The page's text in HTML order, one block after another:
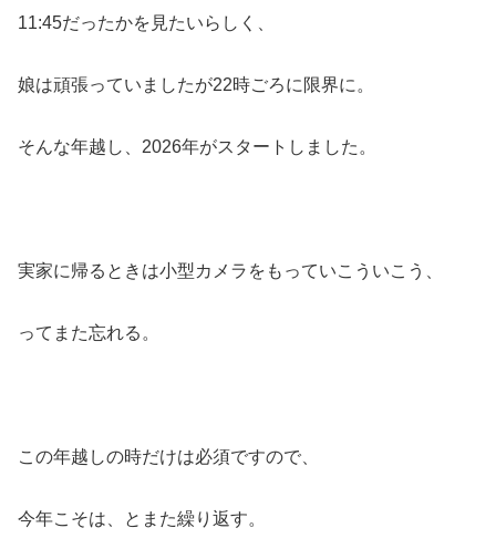
11:45だったかを見たいらしく、
娘は頑張っていましたが22時ごろに限界に。
そんな年越し、2026年がスタートしました。
実家に帰るときは小型カメラをもっていこういこう、
ってまた忘れる。
この年越しの時だけは必須ですので、
今年こそは、とまた繰り返す。